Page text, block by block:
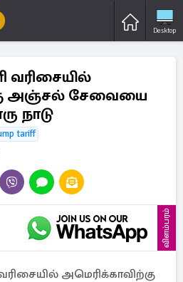
Desktop
வரிசையில்
அஞ்சல் சேவையை
நாடு
tariff
விளம்பரம்
வரிசையில் அமெரிக்காவிற்கு